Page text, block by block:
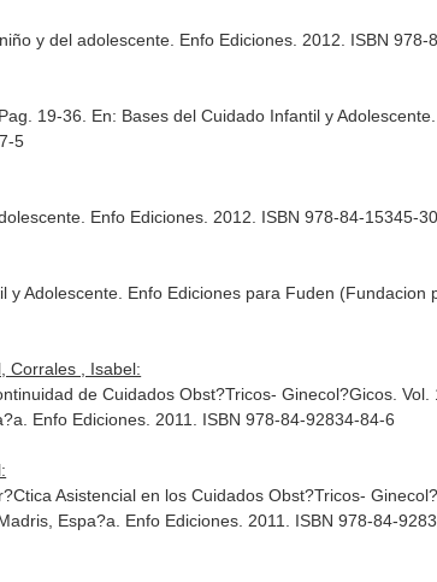
y del adolescente . Enfo Ediciones. 2012. ISBN
19-36. En: Bases del Cuidado Infantil y Adolescente
5
. Enfo Ediciones. 2012. ISBN 978-84-15345-
y Adolescente . Enfo Ediciones para Fuden (Fundacion
Corrales , Isabel:
de Cuidados Obst?Tricos- Ginecol?Gicos. Vol.
Enfo Ediciones. 2011. ISBN 978-84-92834-84-6
Asistencial en los Cuidados Obst?Tricos-
Madris, Espa?a. Enfo Ediciones. 2011. ISBN 978-84-